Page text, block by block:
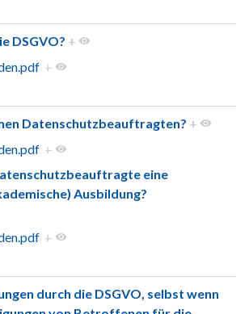
DSGVO? +
+
Datenschutzbeauftragten? +
+
eine
Ausbildung?
+
durch die DSGVO, selbst wenn